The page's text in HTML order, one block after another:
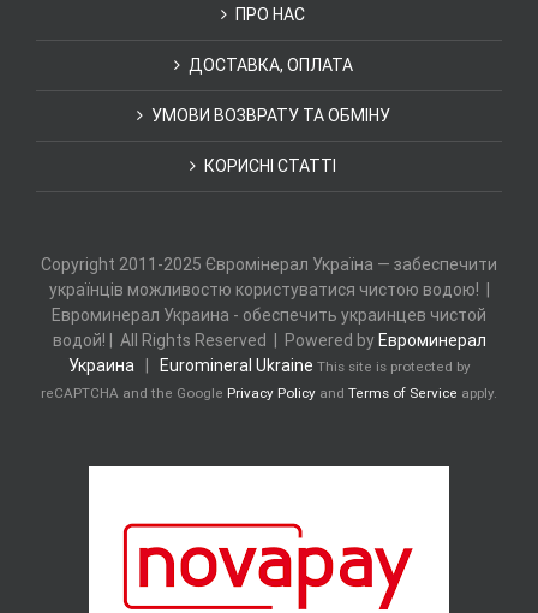
ПРО НАС
ДОСТАВКА, ОПЛАТА
УМОВИ ВОЗВРАТУ ТА ОБМІНУ
КОРИСНІ СТАТТІ
Copyright 2011-2025 Євромінерал Україна — забеспечити
українців можливостю користуватися чистою водою! |
Евроминерал Украина - обеспечить украинцев чистой
водой! | All Rights Reserved | Powered by Евроминерал
Украина| Euromineral Ukraine This site is protected by
reCAPTCHA and the Google Privacy Policy and Terms of Service apply.